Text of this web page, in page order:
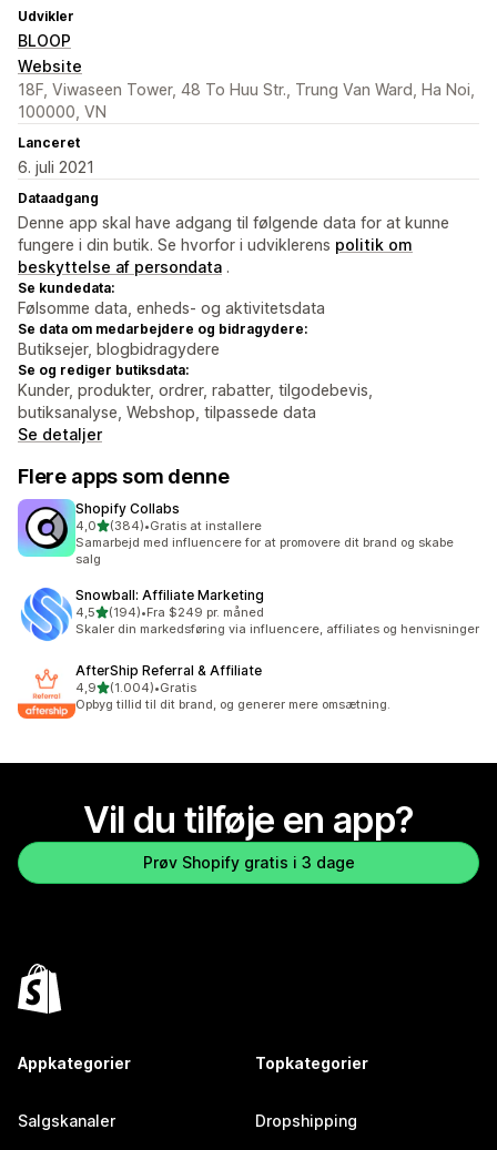
Udvikler
BLOOP
Website
18F, Viwaseen Tower, 48 To Huu Str., Trung Van Ward, Ha Noi,
100000, VN
Lanceret
6. juli 2021
Dataadgang
Denne app skal have adgang til følgende data for at kunne
fungere i din butik. Se hvorfor i udviklerens politik om
beskyttelse af persondata .
Se kundedata:
Følsomme data, enheds- og aktivitetsdata
Se data om medarbejdere og bidragydere:
Butiksejer, blogbidragydere
Se og rediger butiksdata:
Kunder, produkter, ordrer, rabatter, tilgodebevis,
butiksanalyse, Webshop, tilpassede data
Se detaljer
Flere apps som denne
Shopify Collabs
4,0ud af 5 stjerner
(384)
384 anmeldelser i alt
•Gratis at installere
Samarbejd med influencere for at promovere dit brand og skabe
salg
Snowball: Affiliate Marketing
4,5ud af 5 stjerner
(194)
194 anmeldelser i alt
•Fra $249 pr. måned
Skaler din markedsføring via influencere, affiliates og henvisninger
AfterShip Referral & Affiliate
4,9ud af 5 stjerner
(1.004)
1004 anmeldelser i alt
•Gratis
Opbyg tillid til dit brand, og generer mere omsætning.
Vil du tilføje en app?
Prøv Shopify gratis i 3 dage
Appkategorier
Salgskanaler
Topkategorier
Dropshipping